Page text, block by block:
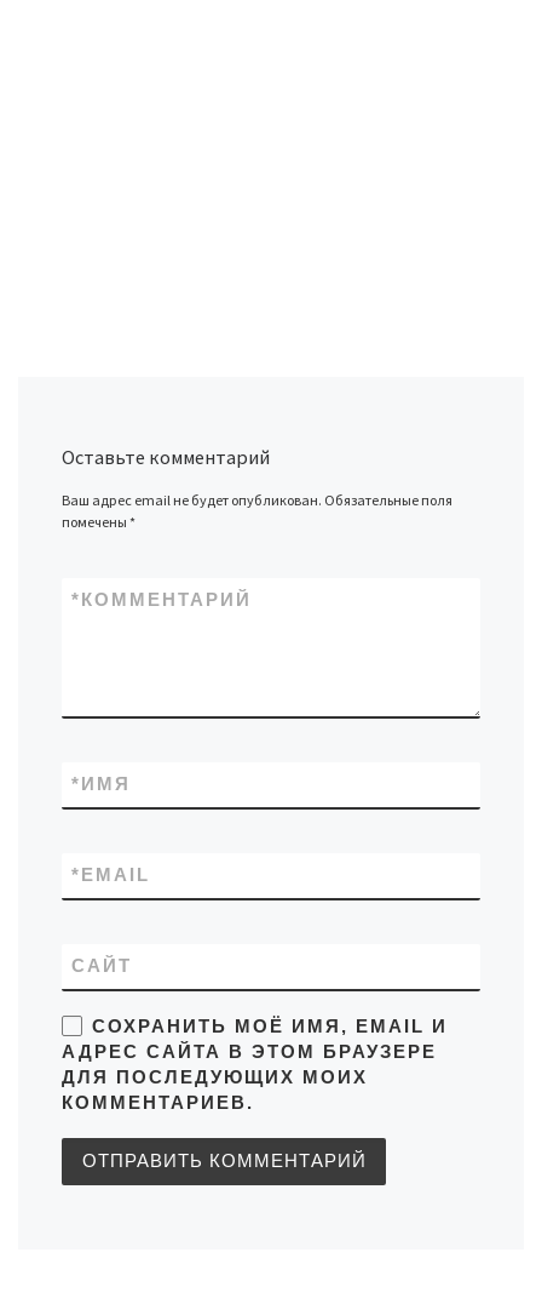
Оставьте комментарий
Ваш адрес email не будет опубликован. Обязательные поля
помечены*
КОММЕНТАРИЙ
*
ИМЯ
*
EMAIL
*
САЙТ
СОХРАНИТЬ МОЁ ИМЯ, EMAIL И
АДРЕС САЙТА В ЭТОМ БРАУЗЕРЕ
ДЛЯ ПОСЛЕДУЮЩИХ МОИХ
КОММЕНТАРИЕВ.